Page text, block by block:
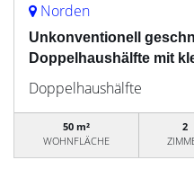
Norden
Unkonventionell
Doppelhaushälfte mit
Doppelhaushälfte
50 m²
WOHNFLÄCHE
2